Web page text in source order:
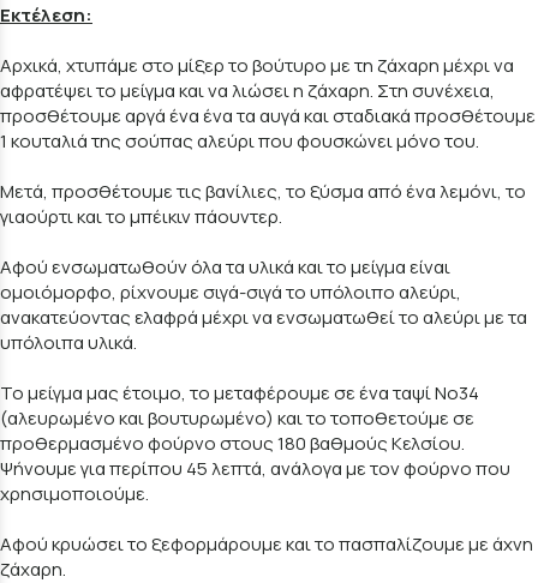
Εκτέλεση:
Αρχικά, χτυπάμε στο μίξερ το βούτυρο με τη ζάχαρη μέχρι να
αφρατέψει το μείγμα και να λιώσει η ζάχαρη. Στη συνέχεια,
προσθέτουμε αργά ένα ένα τα αυγά και σταδιακά προσθέτουμε
1 κουταλιά της σούπας αλεύρι που φουσκώνει μόνο του.
Μετά, προσθέτουμε τις βανίλιες, το ξύσμα από ένα λεμόνι, το
γιαούρτι και το μπέικιν πάουντερ.
Αφού ενσωματωθούν όλα τα υλικά και το μείγμα είναι
ομοιόμορφο, ρίχνουμε σιγά-σιγά το υπόλοιπο αλεύρι,
ανακατεύοντας ελαφρά μέχρι να ενσωματωθεί το αλεύρι με τα
υπόλοιπα υλικά.
Το μείγμα μας έτοιμο, το μεταφέρουμε σε ένα ταψί Νο34
(αλευρωμένο και βουτυρωμένο) και το τοποθετούμε σε
προθερμασμένο φούρνο στους 180 βαθμούς Κελσίου.
Ψήνουμε για περίπου 45 λεπτά, ανάλογα με τον φούρνο που
χρησιμοποιούμε.
Αφού κρυώσει το ξεφορμάρουμε και το πασπαλίζουμε με άχνη
ζάχαρη.